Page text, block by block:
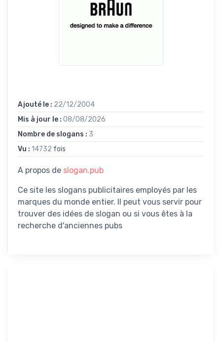
Ajouté le : 22/12/2004
Mis à jour le : 08/08/2026
Nombre de slogans : 3
Vu : 14732 fois
A propos de slogan.pub
Ce site les slogans publicitaires employés par les
marques du monde entier. Il peut vous servir pour
trouver des idées de slogan ou si vous êtes à la
recherche d'anciennes pubs